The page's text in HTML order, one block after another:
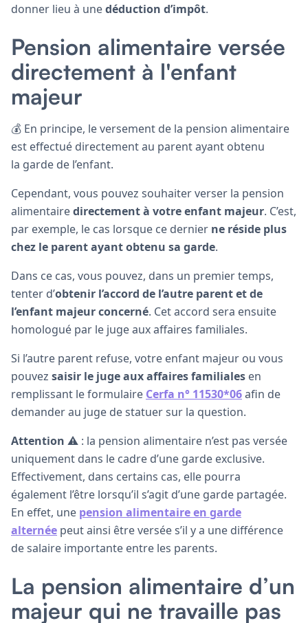
donner lieu à unedéduction d’impôt.
Pension alimentaire versée
directement à l'enfant
majeur
💰 En principe, le versement de la pension alimentaire
est effectué directement au parent ayant obtenu
la garde de l’enfant.
Cependant, vous pouvez souhaiter verser la pension
alimentairedirectement à votre enfant majeur. C’est,
par exemple, le cas lorsque ce dernier ne réside plus
chez le parent ayant obtenu sa garde.
Dans ce cas, vous pouvez, dans un premier temps,
tenter d’obtenir l’accord de l’autre parent et de
l’enfant majeur concerné. Cet accord sera ensuite
homologué par le juge aux affaires familiales.
Si l’autre parent refuse, votre enfant majeur ou vous
pouvez saisir le juge aux affaires familiales en
remplissant le formulaire Cerfa n° 11530*06afin de
demander au juge de statuer sur la question.
Attention ⚠️ : la pension alimentaire n’est pas versée
uniquement dans le cadre d’une garde exclusive.
Effectivement, dans certains cas, elle pourra
également l’être lorsqu’il s’agit d’une garde partagée.
En effet, une pension alimentaire en garde
alternée peut ainsi être versée s’il y a une différence
de salaire importante entre les parents.
La pension alimentaire d’un
majeur qui ne travaille pas